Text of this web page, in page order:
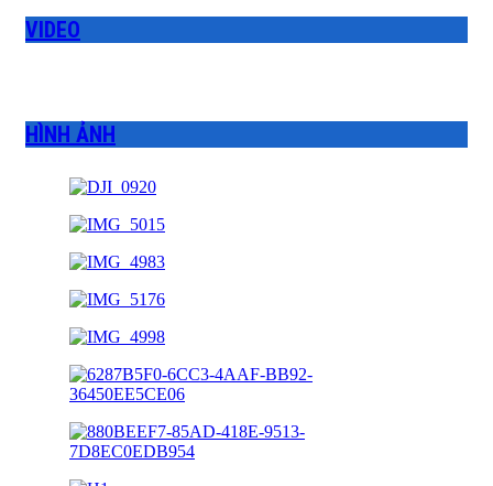
VIDEO
HÌNH ẢNH